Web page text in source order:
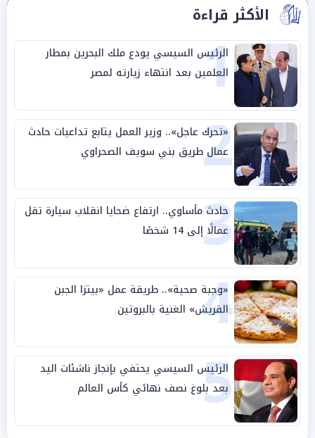
الأكثر قراءة
1
الرئيس السيسي يودع ملك البحرين بمطار
العلمين بعد انتهاء زيارته لمصر
2
«تحرك عاجل».. وزير العمل يتابع تداعيات حادث
عمال طريق بني سويف الصحراوي
3
حادث مأساوي.. ارتفاع ضحايا انقلاب سيارة تقل
عمالًا إلى 14 شخصًا
4
«وجبة صحية».. طريقة عمل «بيتزا الجبن
القريش» الغنية بالبروتين
5
الرئيس السيسي يحتفي بإنجاز ناشئات اليد
بعد بلوغ نصف نهائي كأس العالم